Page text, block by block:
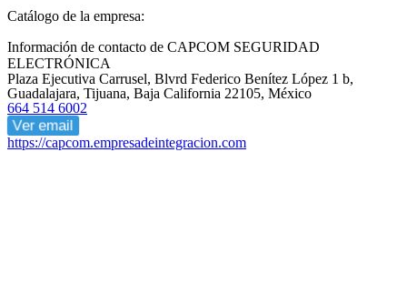
Catálogo de la empresa:
Información de contacto de CAPCOM SEGURIDAD
ELECTRÓNICA
Plaza Ejecutiva Carrusel, Blvrd Federico Benítez López 1 b,
Guadalajara, Tijuana, Baja California 22105, México
664 514 6002
Ver email
https://capcom.empresadeintegracion.com